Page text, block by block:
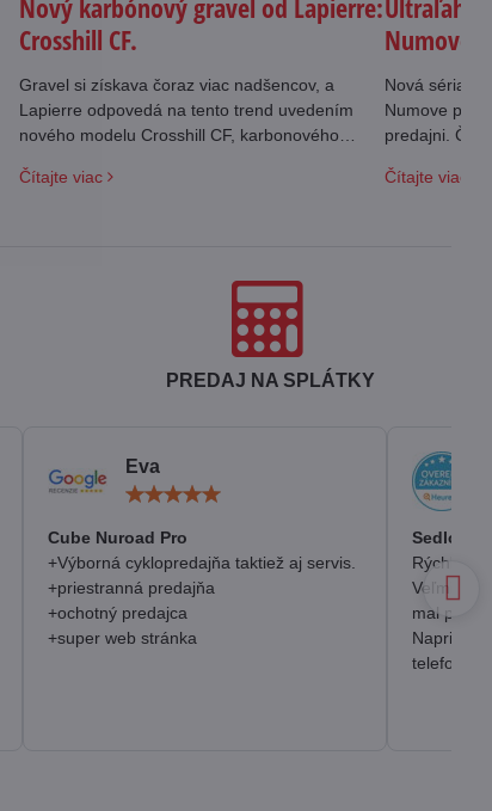
Nový karbónový gravel od Lapierre:
Crosshill CF.
Gravel si získava čoraz viac nadšencov, a
Lapierre odpovedá na tento trend uvedením
nového modelu Crosshill CF, karbonového
a univerzálnosť.
Čítajte viac
Numove
Nová séria
Numove
predajni. Čo
Čítajte viac
PREDAJ NA SPLÁTKY
Eva
Cube Nuroad Pro
+Výborná cyklopredajňa taktiež aj servis.
+priestranná predajňa
+ochotný predajca
+super web stránka
Sedlo
Rýchlosť,
Veľmi
mal
Napriek